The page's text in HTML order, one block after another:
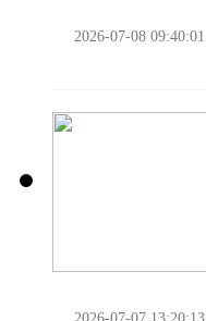
2026-07-08 09:40:01